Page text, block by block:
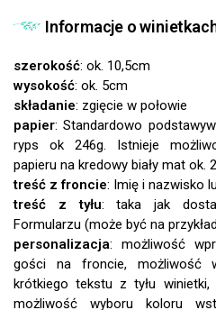
Informacje o
szerokość: ok. 10,5cm
wysokość: ok. 5cm
składanie: zgięcie w połowie
papier:
treść z froncie: Imię i nazwisko
treść z tyłu: taka jak
Formularzu (może być na
personalizacja: